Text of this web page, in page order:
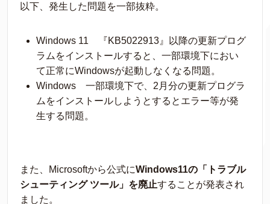
以下、発生した問題を一部抜粋。
Windows 11 『KB5022913』以降の更新プログ
ラムをインストールすると、一部環境下におい
て正常にWindowsが起動しなくなる問題。
Windows 一部環境下で、2月分の更新プログラ
ムをインストールしようとするとエラー等が発
生する問題。
また、Microsoftから公式にWindows11の「トラブル
シューティング ツール」を廃止することが発表され
ました。